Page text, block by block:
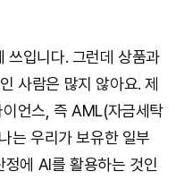
쓰입니다. 그런데 상품과
사람은 많지 않아요. 제
언스, 즉 AML(자금세탁
는 우리가 보유한 일부
에 AI를 활용하는 것인